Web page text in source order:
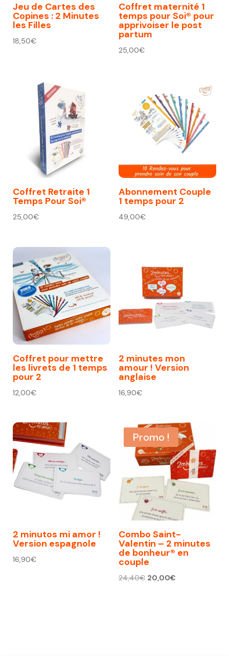
Jeu de Cartes des
Copines : 2 Minutes
les Filles
18,50€
Coffret maternité 1
temps pour Soi® pour
apprivoiser le post
partum
25,00€
Coffret Retraite 1
Temps Pour Soi®
25,00€
Abonnement Couple
1 temps pour 2
49,00€
Coffret pour mettre
les livrets de 1 temps
pour 2
12,00€
2 minutes mon
amour ! Version
anglaise
16,90€
2 minutos mi amor !
Version espagnole
16,90€
Promo !
Combo Saint-
Valentin – 2 minutes
de bonheur® en
couple
24,40€ Le
20,00€Le